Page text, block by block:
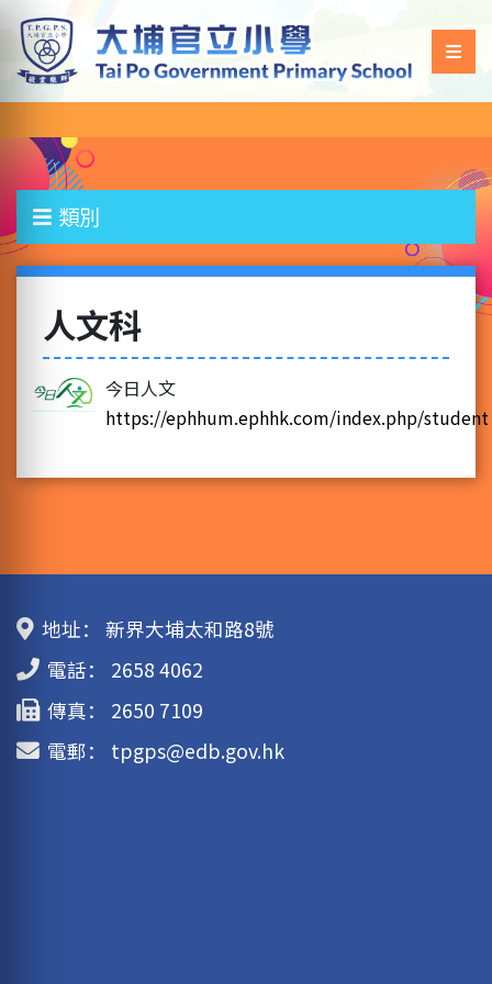
類別
人文科
今日人文
https://ephhum.ephhk.com/index.php/student
地址：
新界大埔太和路8號
電話：
2658 4062
傳真：
2650 7109
電郵：
tpgps@edb.gov.hk